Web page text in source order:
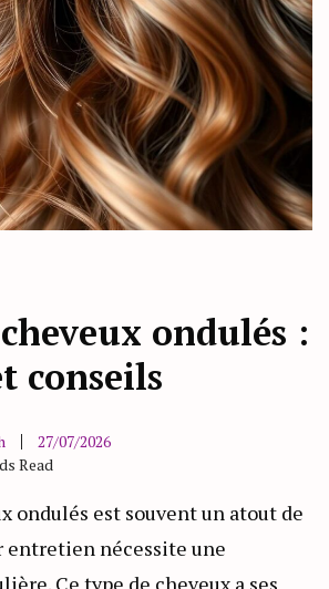
ondulés :
conseils
27/07/2026
Read
ondulés est souvent un atout de
entretien nécessite une